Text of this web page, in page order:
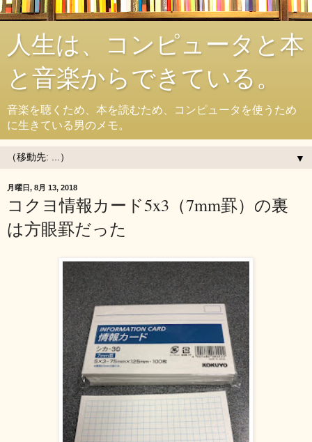
人生は、コンピュータと本
と音楽からできている。
音楽を聴くため、本を読むため、コンピュータを使うため
に生きている男のメモ。
▼
月曜日, 8月 13, 2018
コクヨ情報カード5x3（7mm罫）の裏
は方眼罫だった